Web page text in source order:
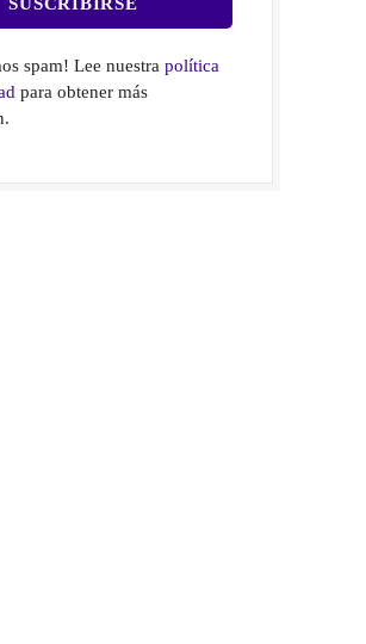
spam! Lee nuestrapolítica
para obtener más